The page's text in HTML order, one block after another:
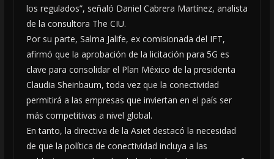
los regulados”, señaló Daniel Cabrera Martínez, analista
de la consultora The CIU.
Por su parte, Salma Jalife, ex comisionada del IFT,
afirmó que la aprobación de la licitación para 5G es
clave para consolidar el Plan México de la presidenta
Claudia Sheinbaum, toda vez que la conectividad
permitirá a las empresas que inviertan en el país ser
más competitivas a nivel global.
En tanto, la directiva de la Asiet destacó la necesidad
de que la política de conectividad incluya a las